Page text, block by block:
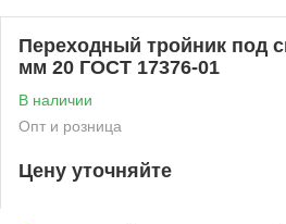
Переходный тройник под
мм 20 ГОСТ 17376-01
В наличии
Опт и розница
Цену уточняйте